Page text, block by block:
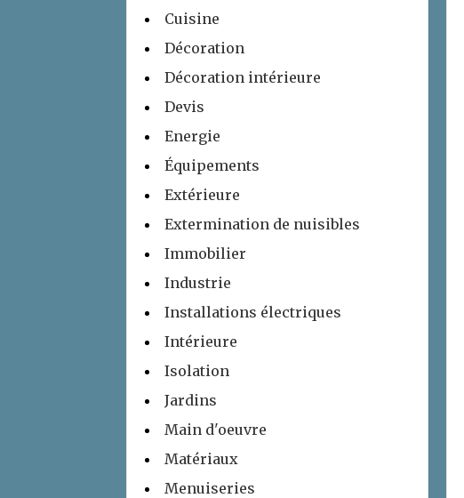
Cuisine
Décoration
Décoration intérieure
Devis
Energie
Équipements
Extérieure
Extermination de nuisibles
Immobilier
Industrie
Installations électriques
Intérieure
Isolation
Jardins
Main d'oeuvre
Matériaux
Menuiseries